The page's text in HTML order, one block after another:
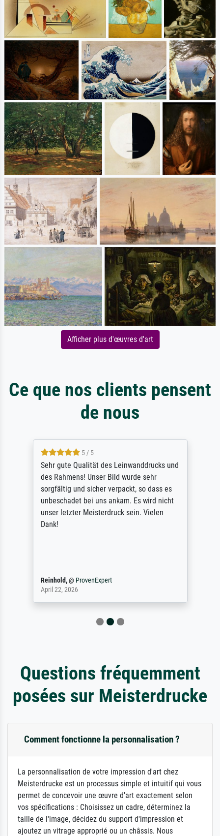
Afficher plus d'œuvres d'art
Ce que nos clients pensent
de nous
5 / 5
Sehr gute Qualität des Leinwanddrucks und
des Rahmens! Unser Bild wurde sehr
sorgfältig und sicher verpackt, so dass es
unbeschadet bei uns ankam. Es wird nicht
unser letzter Meisterdruck sein. Vielen
Dank!
Reinhold,@ ProvenExpert
April 22, 2026
Questions fréquemment
posées sur Meisterdrucke
Comment fonctionne la personnalisation ?
La personnalisation de votre impression d'art chez
Meisterdrucke est un processus simple et intuitif qui vous
permet de concevoir une œuvre d'art exactement selon
vos spécifications : Choisissez un cadre, déterminez la
taille de l'image, décidez du support d'impression et
ajoutez un vitrage approprié ou un châssis. Nous